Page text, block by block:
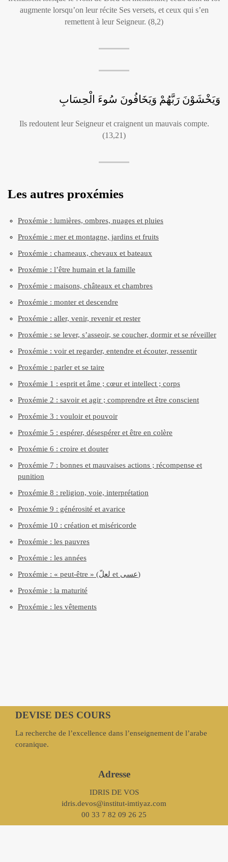
augmente lorsqu’on leur récite Ses versets, et ceux qui s’en
remettent à leur Seigneur. (8,2)
وَيَخْشَوْنَ رَبَّهُمْ وَيَخَافُونَ سُوءَ الْحِسَابِ
Ils redoutent leur Seigneur et craignent un mauvais compte.
(13,21)
Les autres proxémies
Proxémie : lumières, ombres, nuages et pluies
Proxémie : mer et montagne, jardins et fruits
Proxémie : chameaux, chevaux et bateaux
Proxémie : l’être humain et la famille
Proxémie : maisons, châteaux et chambres
Proxémie : monter et descendre
Proxémie : aller, venir, revenir et rester
Proxémie : se lever, s’asseoir, se coucher, dormir et se réveiller
Proxémie : voir et regarder, entendre et écouter, ressentir
Proxémie : parler et se taire
Proxémie 1 : esprit et âme ; cœur et intellect ; corps
Proxémie 2 : savoir et agir ; comprendre et être conscient
Proxémie 3 : vouloir et pouvoir
Proxémie 5 : espérer, désespérer et être en colère
Proxémie 6 : croire et douter
Proxémie 7 : bonnes et mauvaises actions ; récompense et
punition
Proxémie 8 : religion, voie, interprétation
Proxémie 9 : générosité et avarice
Proxémie 10 : création et miséricorde
Proxémie : les pauvres
Proxémie : les années
Proxémie : « peut-être » (لعلّ et عسى)
Proxémie : la maturité
Proxémie : les vêtements
DEVISE DES COURS
La recherche de l’excellence dans l’enseignement de l’arabe
coranique.
Adresse
IDRIS DE VOS
idris.devos@institut-imtiyaz.com
00 33 7 82 09 26 25